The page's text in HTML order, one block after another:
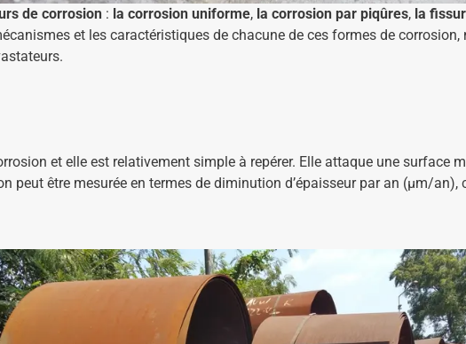
de corrosion : la corrosion uniforme, la corrosion par piqûres, la
et les caractéristiques de chacune de ces formes de
et elle est relativement simple à repérer. Elle attaque une surface
peut être mesurée en termes de diminution d’épaisseur par an (μm/an),